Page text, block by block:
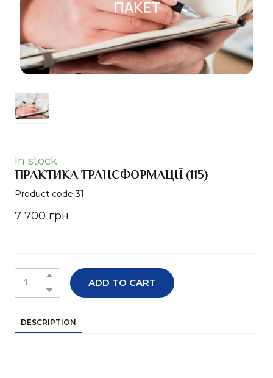
In stock
ПРАКТИКА ТРАНСФОРМАЦІЇ(115)
Product code 31
7 700 грн
ADD TO CART
DESCRIPTION